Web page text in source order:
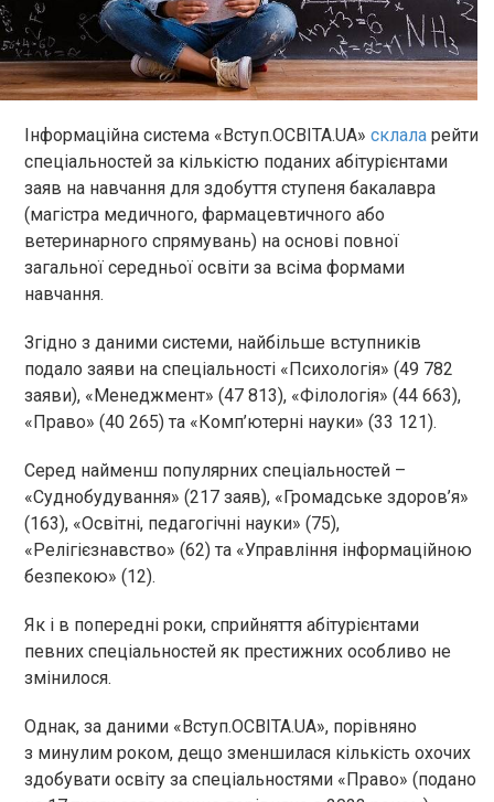
Інформаційна система «Вступ.ОСВІТА.UA» склала
спеціальностей за кількістю поданих абітурієнтами
заяв на навчання для здобуття ступеня бакалавра
(магістра медичного, фармацевтичного або
ветеринарного спрямувань) на основі повної
загальної середньої освіти за всіма формами
навчання.
Згідно з даними системи, найбільше вступників
подало заяви на спеціальності «Психологія» (49 782
заяви), «Менеджмент» (47 813), «Філологія» (44 663),
«Право» (40 265) та «Комп’ютерні науки» (33 121).
Серед найменш популярних спеціальностей –
«Суднобудування» (217 заяв), «Громадське здоров’я»
(163), «Освітні, педагогічні науки» (75),
«Релігієзнавство» (62) та «Управління інформаційною
безпекою» (12).
Як і в попередні роки, сприйняття абітурієнтами
певних спеціальностей як престижних особливо не
змінилося.
Однак, за даними «Вступ.ОСВІТА.UA», порівняно
з минулим роком, дещо зменшилася кількість охочих
здобувати освіту за спеціальностями «Право» (подано